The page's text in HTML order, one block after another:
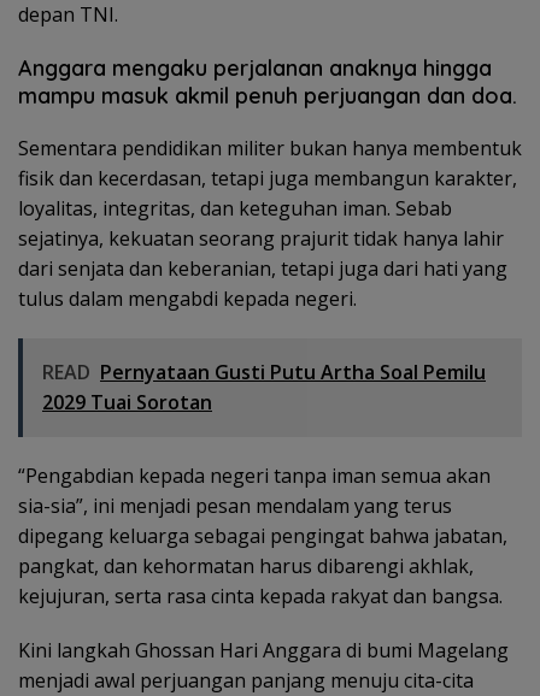
depan TNI.
Anggara mengaku perjalanan anaknya hingga
mampu masuk akmil penuh perjuangan dan doa.
Sementara pendidikan militer bukan hanya membentuk
fisik dan kecerdasan, tetapi juga membangun karakter,
loyalitas, integritas, dan keteguhan iman. Sebab
sejatinya, kekuatan seorang prajurit tidak hanya lahir
dari senjata dan keberanian, tetapi juga dari hati yang
tulus dalam mengabdi kepada negeri.
READ Pernyataan Gusti Putu Artha Soal Pemilu
2029 Tuai Sorotan
“Pengabdian kepada negeri tanpa iman semua akan
sia-sia”, ini menjadi pesan mendalam yang terus
dipegang keluarga sebagai pengingat bahwa jabatan,
pangkat, dan kehormatan harus dibarengi akhlak,
kejujuran, serta rasa cinta kepada rakyat dan bangsa.
Kini langkah Ghossan Hari Anggara di bumi Magelang
menjadi awal perjuangan panjang menuju cita-cita